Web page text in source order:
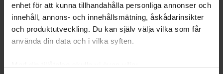
enhet för att kunna tillhandahålla personliga annonser och
innehåll, annons- och innehållsmätning, åskådarinsikter
och produktutveckling. Du kan själv välja vilka som får
använda din data och i vilka syften.